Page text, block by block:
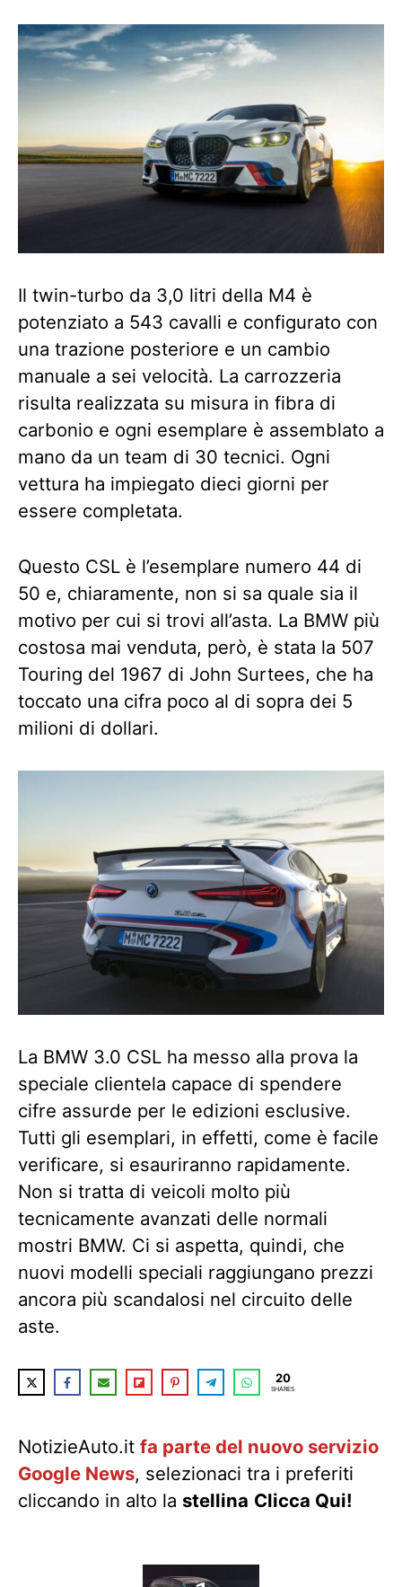
Il twin-turbo da 3,0 litri della M4 è
potenziato a 543 cavalli e configurato con
una trazione posteriore e un cambio
manuale a sei velocità. La carrozzeria
risulta realizzata su misura in fibra di
carbonio e ogni esemplare è assemblato a
mano da un team di 30 tecnici. Ogni
vettura ha impiegato dieci giorni per
essere completata.
Questo CSL è l’esemplare numero 44 di
50 e, chiaramente, non si sa quale sia il
motivo per cui si trovi all’asta. La BMW più
costosa mai venduta, però, è stata la 507
Touring del 1967 di John Surtees, che ha
toccato una cifra poco al di sopra dei 5
milioni di dollari.
La BMW 3.0 CSL ha messo alla prova la
speciale clientela capace di spendere
cifre assurde per le edizioni esclusive.
Tutti gli esemplari, in effetti, come è facile
verificare, si esauriranno rapidamente.
Non si tratta di veicoli molto più
tecnicamente avanzati delle normali
mostri BMW. Ci si aspetta, quindi, che
nuovi modelli speciali raggiungano prezzi
ancora più scandalosi nel circuito delle
aste.
20
SHARES
NotizieAuto.it fa parte del nuovo servizio
Google News, selezionaci tra i preferiti
cliccando in alto la stellina Clicca Qui!